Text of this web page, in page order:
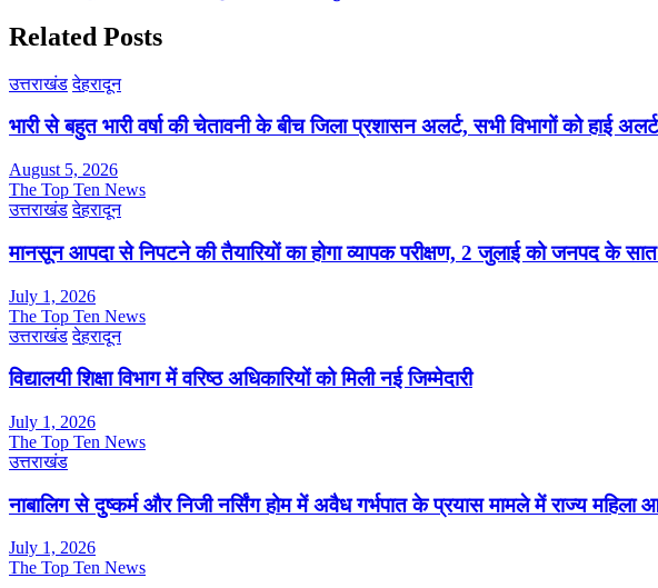
Related Posts
उत्तराखंड देहरादून
भारी से बहुत भारी वर्षा की चेतावनी के बीच जिला प्रशासन अलर्ट, सभी विभागों को हाई
August 5, 2026
The Top Ten News
उत्तराखंड देहरादून
मानसून आपदा से निपटने की तैयारियों का होगा व्यापक परीक्षण, 2 जुलाई को जनपद के
July 1, 2026
The Top Ten News
उत्तराखंड देहरादून
विद्यालयी शिक्षा विभाग में वरिष्ठ अधिकारियों को मिली नई जिम्मेदारी
July 1, 2026
The Top Ten News
उत्तराखंड
नाबालिग से दुष्कर्म और निजी नर्सिंग होम में अवैध गर्भपात के प्रयास मामले में राज्य महिला
July 1, 2026
The Top Ten News